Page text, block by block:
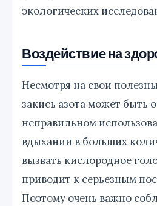
экологических
Воздействие на
Несмотря на свои
закись азота может быть
неправильном
вдыхании в больших
вызвать кислородное
приводит к серьезным
Поэтому очень важно